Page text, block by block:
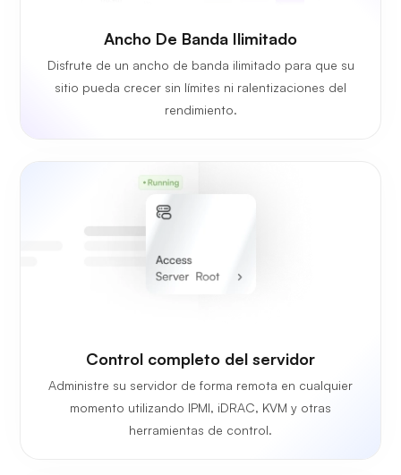
Ancho De Banda Ilimitado
Disfrute de un ancho de banda ilimitado para que su
sitio pueda crecer sin límites ni ralentizaciones del
rendimiento.
Control completo del servidor
Administre su servidor de forma remota en cualquier
momento utilizando IPMI, iDRAC, KVM y otras
herramientas de control.